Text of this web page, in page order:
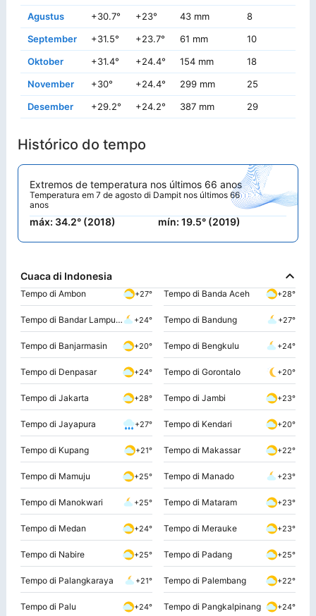
Agustus
+30.7° +23° 43 mm 8
September
+31.5° +23.7° 61 mm 10
Oktober
+31.4° +24.4° 154 mm 18
November
+30° +24.4° 299 mm 25
Desember
+29.2° +24.2° 387 mm 29
Histórico do tempo
Extremos de temperatura nos últimos 66 anos
Temperatura em 7 de agosto di Dampit nos últimos 66
anos
máx: 34.2° (2018) mín: 19.5° (2019)
Cuaca di Indonesia
Tempo di Ambon +27° Tempo di Banda Aceh +28°
Tempo di Bandar Lampung +24° Tempo di Bandung +27°
Tempo di Banjarmasin +20° Tempo di Bengkulu +24°
Tempo di Denpasar +24° Tempo di Gorontalo +20°
Tempo di Jakarta +28° Tempo di Jambi +23°
Tempo di Jayapura +27° Tempo di Kendari +20°
Tempo di Kupang +21° Tempo di Makassar +22°
Tempo di Mamuju +25° Tempo di Manado +23°
Tempo di Manokwari +25° Tempo di Mataram +23°
Tempo di Medan +24° Tempo di Merauke +23°
Tempo di Nabire +25° Tempo di Padang +25°
Tempo di Palangkaraya +21° Tempo di Palembang +22°
Tempo di Palu +24° Tempo di Pangkalpinang +24°